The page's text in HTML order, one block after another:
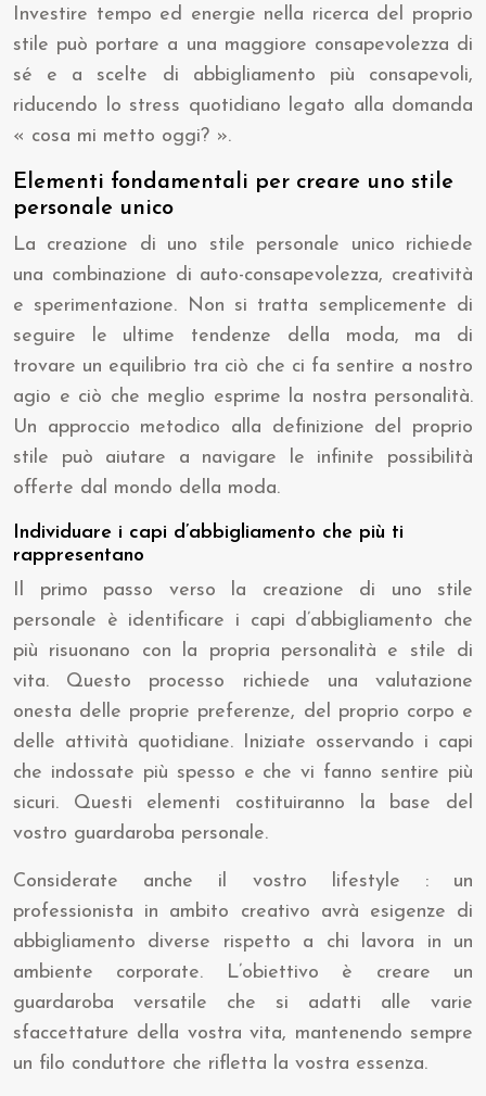
Investire tempo ed energie nella ricerca del proprio
stile può portare a una maggiore consapevolezza di
sé e a scelte di abbigliamento più consapevoli,
riducendo lo stress quotidiano legato alla domanda
« cosa mi metto oggi? ».
Elementi fondamentali per creare uno stile
personale unico
La creazione di uno stile personale unico richiede
una combinazione di auto-consapevolezza, creatività
e sperimentazione. Non si tratta semplicemente di
seguire le ultime tendenze della moda, ma di
trovare un equilibrio tra ciò che ci fa sentire a nostro
agio e ciò che meglio esprime la nostra personalità.
Un approccio metodico alla definizione del proprio
stile può aiutare a navigare le infinite possibilità
offerte dal mondo della moda.
Individuare i capi d’abbigliamento che più ti
rappresentano
Il primo passo verso la creazione di uno stile
personale è identificare i capi d’abbigliamento che
più risuonano con la propria personalità e stile di
vita. Questo processo richiede una valutazione
onesta delle proprie preferenze, del proprio corpo e
delle attività quotidiane. Iniziate osservando i capi
che indossate più spesso e che vi fanno sentire più
sicuri. Questi elementi costituiranno la base del
vostro guardaroba personale.
Considerate anche il vostro lifestyle : un
professionista in ambito creativo avrà esigenze di
abbigliamento diverse rispetto a chi lavora in un
ambiente corporate. L’obiettivo è creare un
guardaroba versatile che si adatti alle varie
sfaccettature della vostra vita, mantenendo sempre
un filo conduttore che rifletta la vostra essenza.